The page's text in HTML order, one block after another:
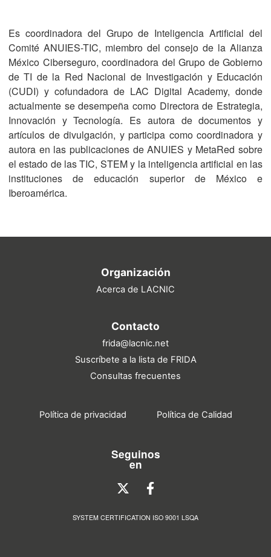
Es coordinadora del Grupo de Inteligencia Artificial del
Comité ANUIES-TIC, miembro del consejo de la Alianza
México Ciberseguro, coordinadora del Grupo de Gobierno
de TI de la Red Nacional de Investigación y Educación
(CUDI) y cofundadora de LAC Digital Academy, donde
actualmente se desempeña como Directora de Estrategia,
Innovación y Tecnología. Es autora de documentos y
artículos de divulgación, y participa como coordinadora y
autora en las publicaciones de ANUIES y MetaRed sobre
el estado de las TIC, STEM y la inteligencia artificial en las
instituciones de educación superior de México e
Iberoamérica.
Organización
Acerca de LACNIC
Contacto
frida@lacnic.net
Suscríbete a la lista de FRIDA
Consultas frecuentes
Seguinos
en
Política de privacidad Política de Calidad
SYSTEM CERTIFICATION ISO 9001 LSQA